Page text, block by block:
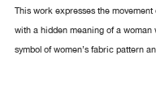
This work expresses the
with a hidden meaning of a
symbol of women’s fabric pattern